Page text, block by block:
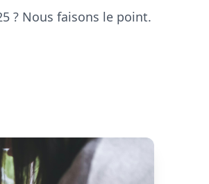
? Nous faisons le point.